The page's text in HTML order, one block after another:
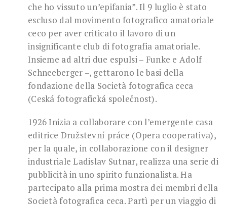
che ho vissuto un’epifania”. Il 9 luglio è stato
escluso dal movimento fotografico amatoriale
ceco per aver criticato il lavoro di un
insignificante club di fotografia amatoriale.
Insieme ad altri due espulsi – Funke e Adolf
Schneeberger –, gettarono le basi della
fondazione della Società fotografica ceca
(Ceská fotografická společnost).
1926 Inizia a collaborare con l’emergente casa
editrice Družstevní práce (Opera cooperativa),
per la quale, in collaborazione con il designer
industriale Ladislav Sutnar, realizza una serie di
pubblicità in uno spirito funzionalista. Ha
partecipato alla prima mostra dei membri della
Società fotografica ceca. Partì per un viaggio di